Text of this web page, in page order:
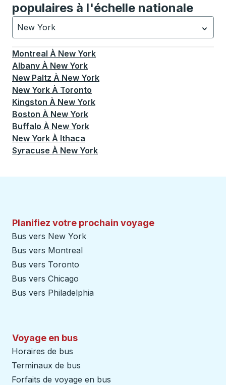
populaires à l'échelle nationale
New York
Actuellement sélectionné: New York.La sélection est
Montreal À New York
Albany À New York
New Paltz À New York
New York À Toronto
Kingston À New York
Boston À New York
Buffalo À New York
New York À Ithaca
Syracuse À New York
Planifiez votre prochain voyage
Bus vers New York
Bus vers Montreal
Bus vers Toronto
Bus vers Chicago
Bus vers Philadelphia
Voyage en bus
Horaires de bus
Terminaux de bus
Forfaits de voyage en bus